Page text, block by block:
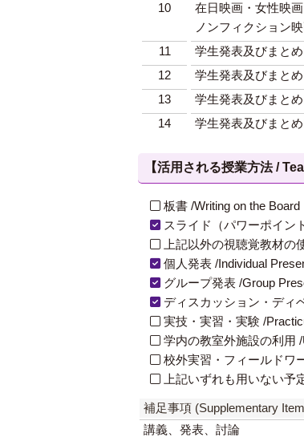
10
在日映画・女性映画
ノンフィクション
11
学生発表及びまとめ
12
学生発表及びまとめ
13
学生発表及びまと
14
学生発表及びまと
【活用される授業方法 /
板書 /Writing on the Board
スライド（パワーポイン
上記以外の視聴覚教材の
個人発表 /Individual
グループ発表 /Group
ディスカッション・ディ
実技・実習・実験 /
学内の教室外施設の利用
校外実習・フィールドワ
上記いずれも用いない予
補足事項 (Supplementary
講義、発表、討論